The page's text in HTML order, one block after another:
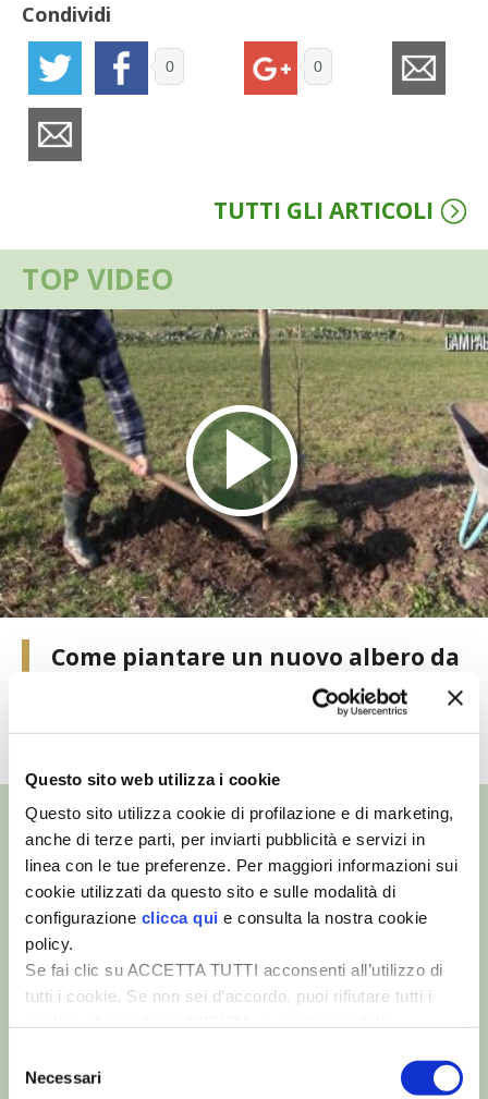
Questo sito web utilizza i cookie
Questo sito utilizza cookie di profilazione e di marketing,
anche di terze parti, per inviarti pubblicità e servizi in
linea con le tue preferenze. Per maggiori informazioni sui
cookie utilizzati da questo sito e sulle modalità di
configurazione clicca qui e consulta la nostra cookie
policy.
Se fai clic su ACCETTA TUTTI acconsenti all’utilizzo di
tutti i cookie. Se non sei d’accordo, puoi rifiutare tutti i
desideri accettare e cliccando ACCETTA SELEZIONATI.
delNecessari
HUSQVARNA
ZAPI GARDEN
BENZA
ORTO BIO – TECNICHE DI COLTIVAZIONE
TAP TRAP
IL MIO ORTO
ANIMALI UMANI E NON UMANI
IL MIO 2025
COLTIVARE L’OLIVO
CORMIK
VIGNETO BIO
VERONESI
RIMANI A CONTATTO CON LA NATURA
CRESCERE INSIEME
ARCHMAN
VITA IN CAMPAGNA LA FIERA
NATURALMENTE
Condividi
0 0
TUTTI GLI ARTICOLI
TOP VIDEO
Come piantare un nuovo albero da
TUTTI I VIDEO
©- Tutti i diritti riservati
Edizioni L’Informatore Agrario S.r.l.
37133 Verona - Italia
Partita iva: 00230010233
Reg. imp. di Verona nr. 00230010233